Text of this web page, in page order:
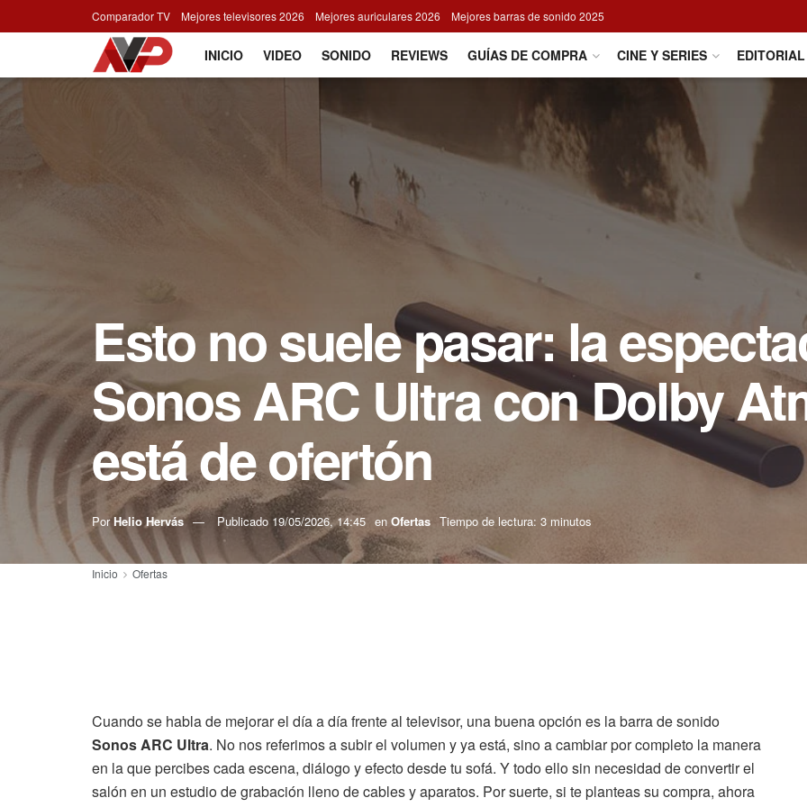
Comparador TV Mejores televisores 2026 Mejores auriculares 2026 Mejores barras de sonido 2025
INICIO VIDEO SONIDO REVIEWS GUÍAS DE COMPRA CINE Y SERIES EDITORIAL
Esto no suele pasar: la
Sonos ARC Ultra con Dolby
está de ofertón
Por Helio Hervás Publicado 19/05/2026, 14:45 en Ofertas Tiempo de lectura: 3 minutos
Inicio Ofertas
Cuando se habla de mejorar el día a día frente al televisor, una buena opción es la barra de sonido
Sonos ARC Ultra. No nos referimos a subir el volumen y ya está, sino a cambiar por completo la manera
en la que percibes cada escena, diálogo y efecto desde tu sofá. Y todo ello sin necesidad de convertir el
salón en un estudio de grabación lleno de cables y aparatos. Por suerte, si te planteas su compra, ahora